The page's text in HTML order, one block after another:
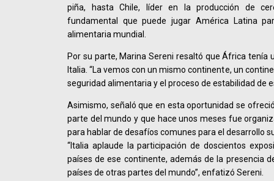
piña, hasta Chile, líder en la producción de
fundamental que puede jugar América Latina
alimentaria mundial.
Por su parte, Marina Sereni resaltó que África tenía
Italia. “La vemos con un mismo continente, un
seguridad alimentaria y el proceso de estabilidad de
Asimismo, señaló que en esta oportunidad se
parte del mundo y que hace unos meses fue
para hablar de desafíos comunes para el desarrollo
“Italia aplaude la participación de doscientos
países de ese continente, además de la presencia
países de otras partes del mundo”, enfatizó Sereni.